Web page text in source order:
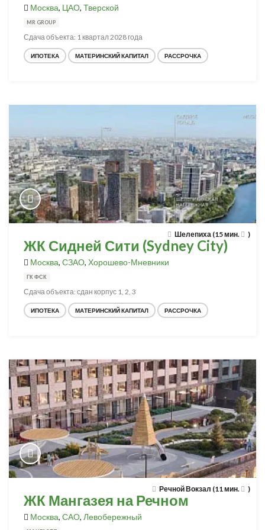
Москва, ЦАО, Тверской
MR GROUP
Сдача объекта: 1 квартал 2028 года
ИПОТЕКА МАТЕРИНСКИЙ КАПИТАЛ РАССРОЧКА
Шелепиха (15 мин. )
ЖК Сидней Сити (Sydney City)
Москва, СЗАО, Хорошево-Мневники
ГК ФСК
Сдача объекта: сдан корпус 1, 2, 3
ИПОТЕКА МАТЕРИНСКИЙ КАПИТАЛ РАССРОЧКА
Речной Вокзал (11 мин. )
ЖК Мангазея на Речном
Москва, САО, Левобережный